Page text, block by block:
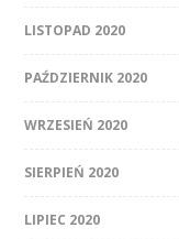
LISTOPAD 2020
PAŹDZIERNIK 2020
WRZESIEŃ 2020
SIERPIEŃ 2020
LIPIEC 2020